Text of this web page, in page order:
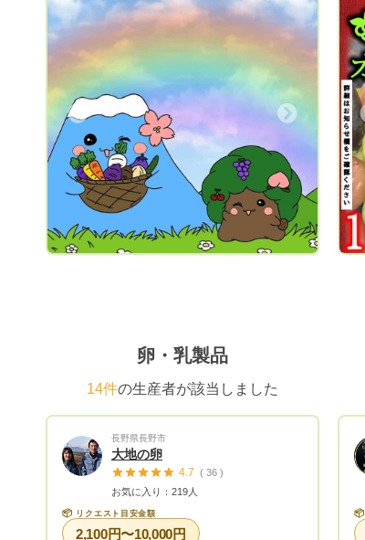
培期間中は農薬を使っていません。
（「無農薬」という表記は使ってはいけな
いためこのような表現となっています）
また化学肥料は一切使用せず有機質肥料で
育んでいます！ 安心して食べられる美味
しいかけはし農園のおすすめ野菜をご家庭
へお届けします。 ご縁がございましたら
ぜひご利用ください。 皆さまのリクエス
トを心よりお待ちしております😊 ※夏季
は野菜や果物の鮮度が落ちやすいのでクー
ル便(+400円)にて発送しております。 ※送
料込みの場合は、リクエスト金額より送料
をお引きした金額にて商品をお詰めして発
Next
卵・乳製品
14件の生産者が該当しました
長野県長野市
大地の卵
4.7 ( 36 )
お気に入り：219人
📦 リクエスト目安金額
2,100円〜10,000円
📦